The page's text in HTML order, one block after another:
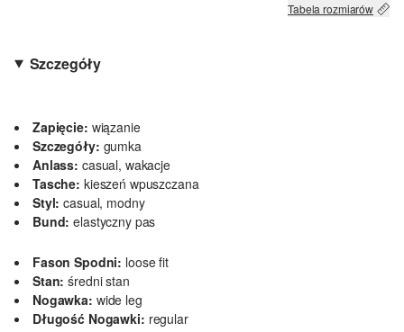
Tabela rozmiarów
Szczegóły
Zapięcie: wiązanie
Szczegóły: gumka
Anlass: casual, wakacje
Tasche: kieszeń wpuszczana
Styl: casual, modny
Bund: elastyczny pas
Fason Spodni: loose fit
Stan: średni stan
Nogawka: wide leg
Długość Nogawki: regular